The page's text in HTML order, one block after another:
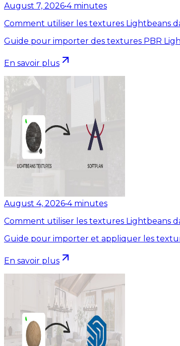
August 7, 2026•4 minutes
Comment utiliser les textures Lightbeans
Guide pour importer des textures PBR
En savoir plus
August 4, 2026•4 minutes
Comment utiliser les textures Lightbeans
Guide pour importer et appliquer les
En savoir plus